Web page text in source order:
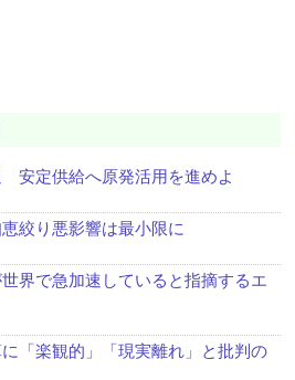
安定供給へ原発活用を進めよ
絞り悪影響は最小限に
界で急加速していると指摘するエ
「楽観的」「現実離れ」と批判の